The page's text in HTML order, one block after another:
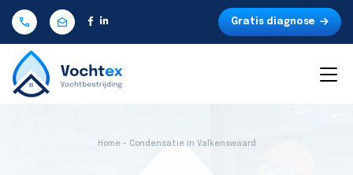
Gratis diagnose
Home - Condensatie in Valkenswaard